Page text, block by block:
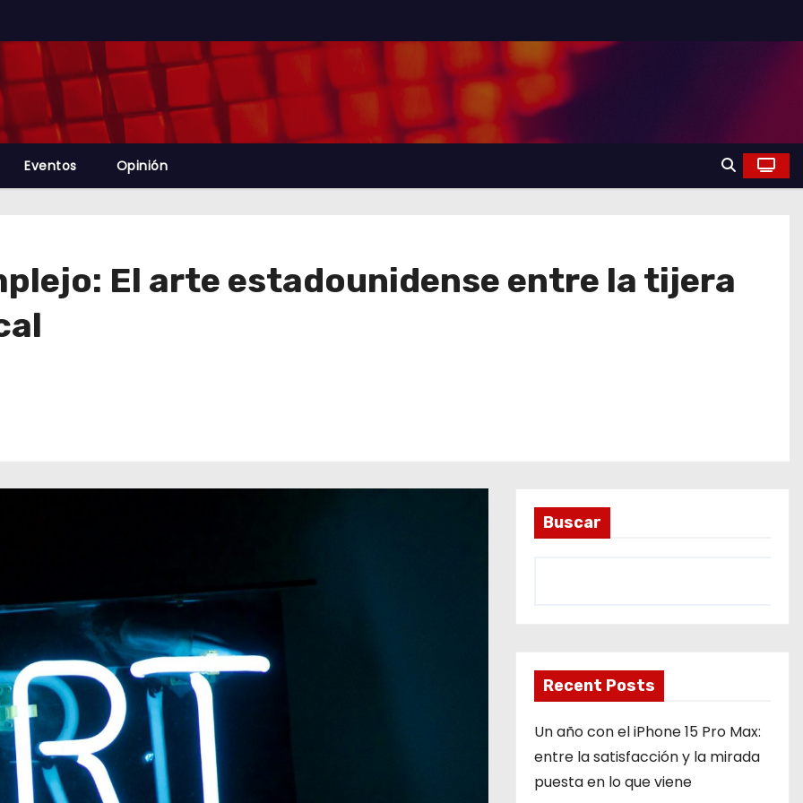
Eventos Opinión
El arte estadounidense entre la tijera
Buscar
Recent Posts
Un año con el iPhone 15 Pro Max:
entre la satisfacción y la mirada
puesta en lo que viene